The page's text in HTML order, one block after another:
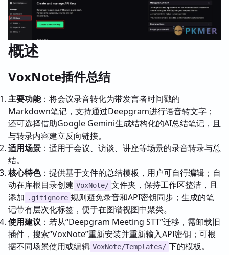
概述
VoxNote插件总结
主要功能：将会议录音转化为带发言者时间戳的
Markdown笔记，支持通过Deepgram进行语音转文字；
还可选择借助Google Gemini生成结构化的AI总结笔记，且
与转录内容建立反向链接。
适用场景 ：适用于会议、访谈、讲座等场景的录音转录与总
结。
核心特色：提供基于文件的总结模板，用户可自行编辑；自
动在库根目录创建 VoxNote/ 文件夹，保持工作区整洁，且
添加 .gitignore 规则避免录音和API密钥同步；生成的笔
记带有层次化标签，便于在图谱视图中聚类。
使用建议 ：若从“Deepgram Meeting STT”迁移，需卸载旧
插件，搜索“VoxNote”重新安装并重新输入API密钥；可根
据不同场景使用或编辑 VoxNote/Templates/ 下的模板。